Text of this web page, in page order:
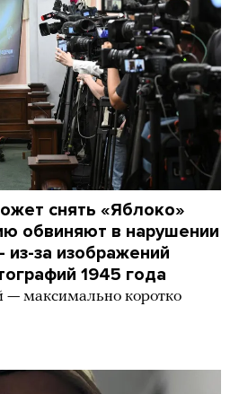
снять «Яблоко»
обвиняют в нарушении
из-за изображений
1945 года
максимально коротко